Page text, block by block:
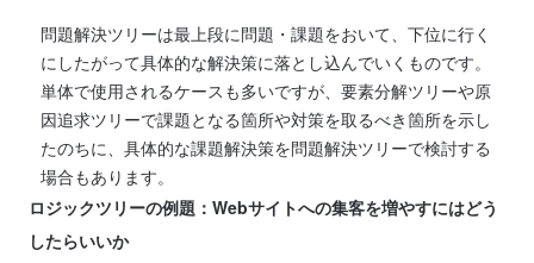
問題解決ツリーは最上段に問題・課題をおいて、下位に行く
にしたがって具体的な解決策に落とし込んでいくものです。
単体で使用されるケースも多いですが、要素分解ツリーや原
因追求ツリーで課題となる箇所や対策を取るべき箇所を示し
たのちに、具体的な課題解決策を問題解決ツリーで検討する
場合もあります。
ロジックツリーの例題：Webサイトへの集客を増やすにはどう
したらいいか